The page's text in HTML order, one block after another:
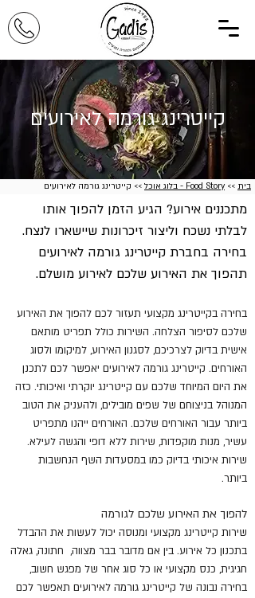
קייטרינג גורמה לאירועים
בית >> Food Story - בלוג אוכל >> קייטרינג גורמה לאירועים
מתכננים אירוע? הגיע הזמן להפוך אותו
לבלתי נשכח וליצור זיכרונות שיישארו לנצח.
בחירה בחברת קייטרינג גורמה לאירועים
תהפוך את האירוע שלכם לאירוע מושלם.
בחירה בקייטרינג מקצועי תעזור לכם להפוך את האירוע
שלכם לסיפור הצלחה. השירות כולל תפריט מותאם
אישית בדיוק לצרכיכם, לסגנון האירוע, למיקומו ולסוג
האורחים. קייטרינג גורמה לאירועים יאפשר לכם לתכנן
את היום המיוחד שלכם עם קייטרינג יוקרתי ואיכותי. כזה
המנוהל בניצוחם של שפים מובילים, ולהעניק את הטוב
ביותר עבור האורחים שלכם. האורחים ייהנו מתפריט
עשיר, מנות מוקפדות, שירות ללא דופי והגשה לעילא.
שירות איכותי בדיוק כמו במסעדות השף הנחשבות
ביותר.
להפוך את האירוע שלכם לגורמה
שירות קייטרינג מקצועי ומנוסה יכול לעשות את ההבדל
בתכנון כל אירוע. בין אם מדובר בבר מצווה, חתונה, גאלה
חגיגית, כנס מקצועי או כל סוג אחר של מפגש חשוב,
בחירה נבונה של קייטרינג גורמה לאירועים תאפשר לכם